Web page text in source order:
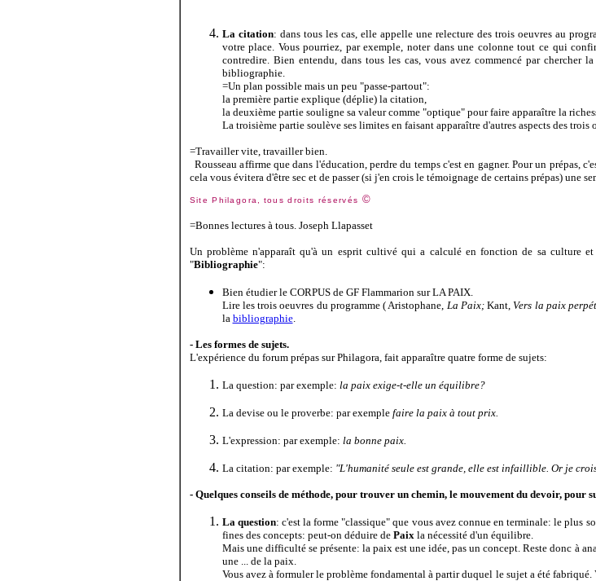
La citation: dans tous les cas, elle appelle une relecture des trois oeuvres au
votre place. Vous pourriez, par exemple, noter dans une colonne tout ce qui
contredire. Bien entendu, dans tous les cas, vous avez commencé par
bibliographie.
=Un plan possible mais un peu "passe-partout":
la première partie explique (déplie) la citation,
la deuxième partie souligne sa valeur comme "optique" pour faire apparaître la
La troisième partie soulève ses limites en faisant apparaître d'autres aspects des trois
=Travailler vite, travailler bien.
Rousseau affirme que dans l'éducation, perdre du temps c'est en gagner. Pour un prépas,
cela vous évitera d'être sec et de passer (si j'en crois le témoignage de certains prépas) une
Site Philagora, tous droits réservés ©
=Bonnes lectures à tous. Joseph Llapasset
Un problème n'apparaît qu'à un esprit cultivé qui a calculé en fonction de sa culture
"Bibliographie":
Bien étudier le CORPUS de GF Flammarion sur LA PAIX.
Lire les trois oeuvres du programme ( Aristophane, La Paix;Kant,Vers la paix
la bibliographie.
- Les formes de sujets.
L'expérience du forum prépas sur Philagora, fait apparaître quatre forme de sujets:
La question: par exemple: la paix exige-t-elle un équilibre?
La devise ou le proverbe: par exemple faire la paix à tout prix.
L'expression: par exemple: la bonne paix.
La citation: par exemple: "L'humanité seule est grande, elle est infaillible. Or je
- Quelques conseils de méthode, pour trouver un chemin, le mouvement du devoir, pour
La question: c'est la forme "classique" que vous avez connue en terminale: le plus
fines des concepts: peut-on déduire de Paixla nécessité d'un équilibre.
Mais une difficulté se présente: la paix est une idée, pas un concept. Reste donc à
une ... de la paix.
Vous avez à formuler le problème fondamental à partir duquel le sujet a été